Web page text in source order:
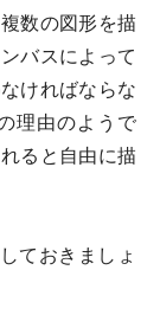
数の図形を描
バスによって
ければならな
理由のようで
ると自由に描
ておきましょ